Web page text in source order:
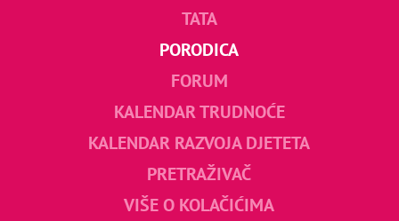
TATA
PORODICA
FORUM
KALENDAR TRUDNOĆE
KALENDAR RAZVOJA DJETETA
PRETRAŽIVAČ
VIŠE O KOLAČIĆIMA